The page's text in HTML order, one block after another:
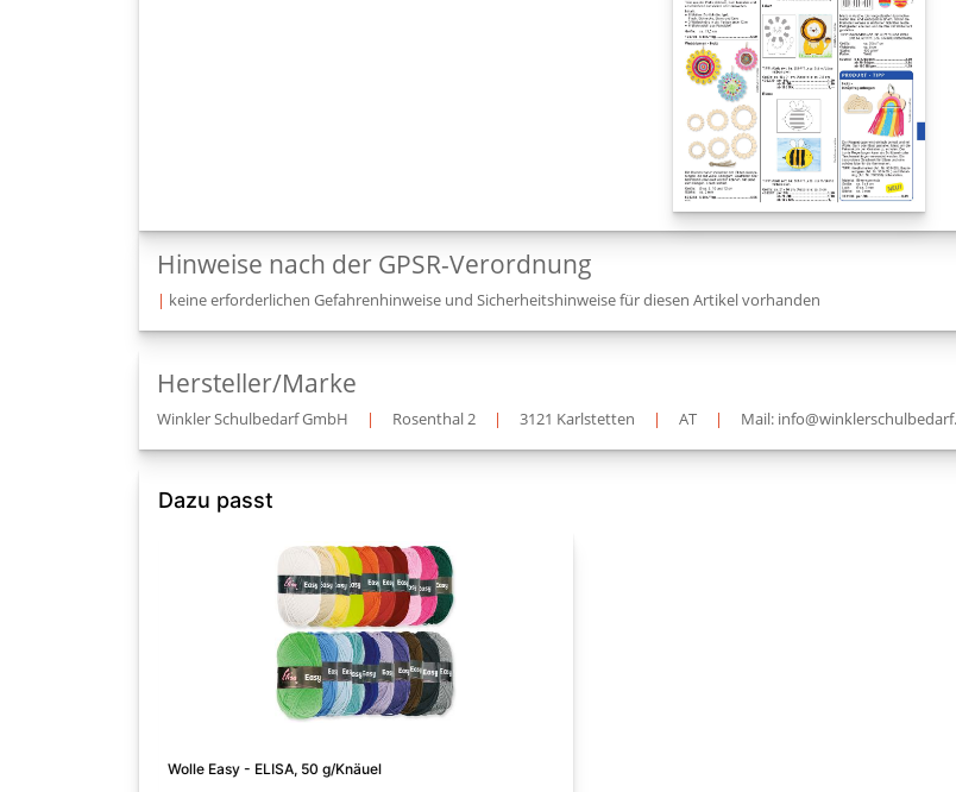
Hinweise nach der GPSR-Verordnung
| keine erforderlichen Gefahrenhinweise und Sicherheitshinweise für diesen Artikel vorhanden
Hersteller/Marke
Winkler Schulbedarf GmbH | Rosenthal 2 | 3121 Karlstetten | AT | Mail:
Dazu passt
Wolle Easy - ELISA, 50 g/Knäuel